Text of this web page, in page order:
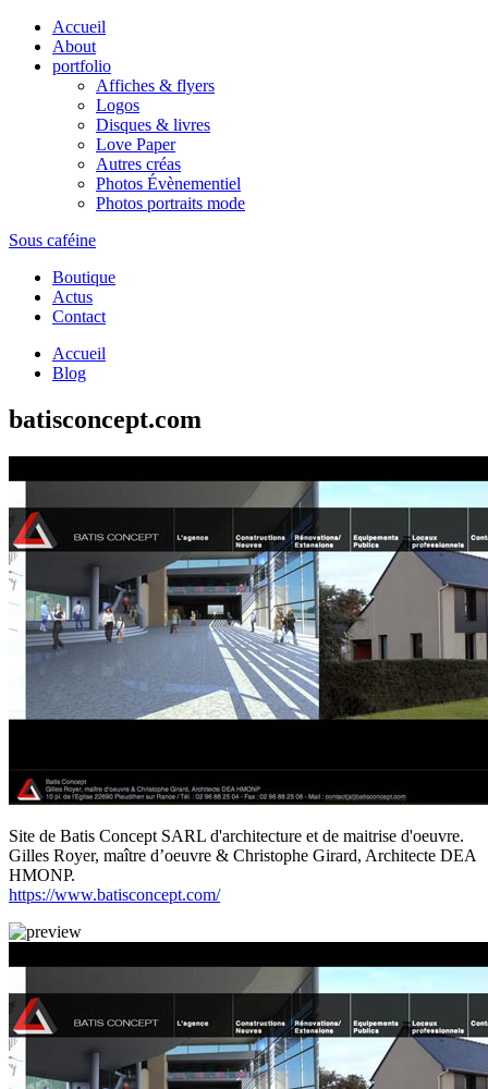
Accueil
About
portfolio
Affiches & flyers
Logos
Disques & livres
Love Paper
Autres créas
Photos Évènementiel
Photos portraits mode
Sous caféine
Boutique
Actus
Contact
Accueil
Blog
batisconcept.com
Site de Batis Concept SARL d'architecture et de maitrise d'oeuvre.
Gilles Royer, maître d’oeuvre & Christophe Girard, Architecte DEA
HMONP.
https://www.batisconcept.com/